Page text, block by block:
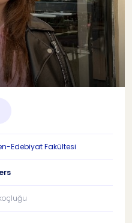
Edebiyat Fakültesi